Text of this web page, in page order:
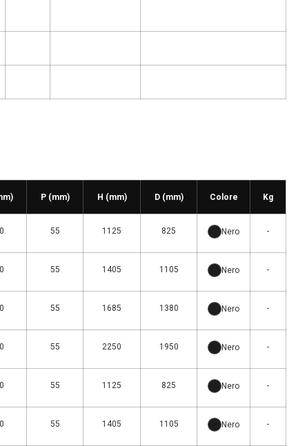
P (mm) H (mm) D (mm) Colore Kg
55 1125 825 Nero -
55 1405 1105 Nero -
55 1685 1380 Nero -
55 2250 1950 Nero -
55 1125 825 Nero -
55 1405 1105 Nero -